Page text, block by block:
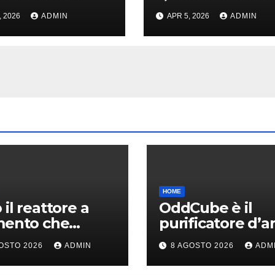
promo per
TIM
2026 ADMIN
noti sul set di
York
APR 5, 2026 ADMIN
il reattore a
che
le emissioni
2026 ADMIN
HOME
OddCube è il
purificatore
che sfida
lobsolescenza
programmata
8 AGOSTO 2026